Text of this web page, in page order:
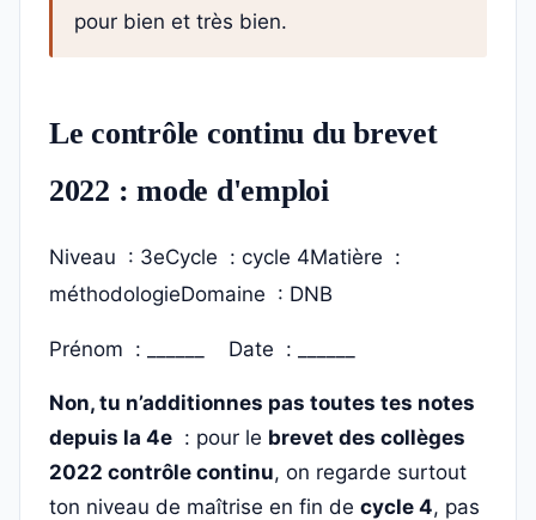
pour bien et très bien.
Le contrôle continu du brevet
2022 : mode d'emploi
Niveau : 3eCycle : cycle 4Matière :
méthodologieDomaine : DNB
Prénom : ______ Date : ______
Non, tu n’additionnes pas toutes tes notes
depuis la 4e : pour le brevet des collèges
2022 contrôle continu, on regarde surtout
ton niveau de maîtrise en fin de cycle 4, pas